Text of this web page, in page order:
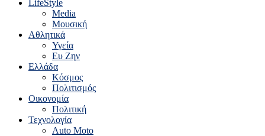
LifeStyle
Media
Μουσική
Αθλητικά
Υγεία
Ευ Ζην
Ελλάδα
Κόσμος
Πολιτισμός
Οικονομία
Πολιτική
Τεχνολογία
Auto Moto